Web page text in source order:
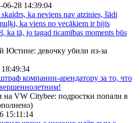
06-28 14:39:04
ka neviens nav atzinies, šādi
ka viens no vecākiem ir bijis
ka tā, jo tagad ticamības moments būs
Юстине: девочку убили из-за
компании-арендатору за то, что
на VW Citybee: подростки попали в
15:11:14